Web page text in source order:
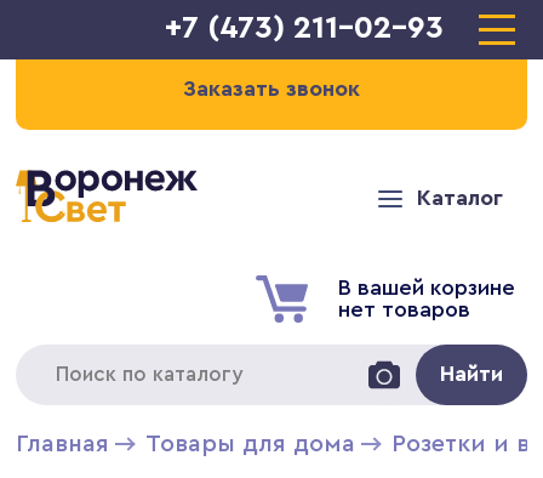
+7 (473) 211-02-93
Заказать звонок
Каталог
В вашей корзине
нет товаров
Найти
Главная Товары для дома Розетки и